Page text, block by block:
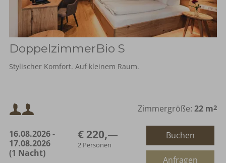
DoppelzimmerBio S
Stylischer Komfort. Auf kleinem Raum.
Mindestbelegung:
Maximalbelegung:
Zimmergröße: 22 m2
16.08.2026 -
17.08.2026
(1 Nacht)
€ 220,—
2 Personen
Buchen
Anfragen